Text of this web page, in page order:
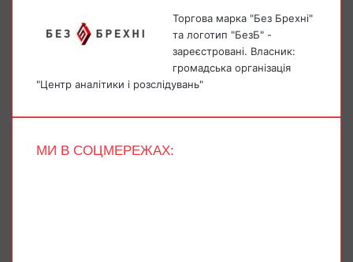
Торгова марка "Без Брехні"
та логотип "БезБ" -
зареєстровані. Власник:
громадська організація
"Центр аналітики і розслідувань"
МИ В СОЦМЕРЕЖАХ: